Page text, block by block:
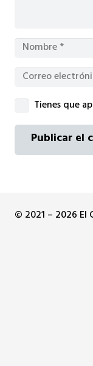
Tienes que
Publicar el
© 2021 – 2026 El